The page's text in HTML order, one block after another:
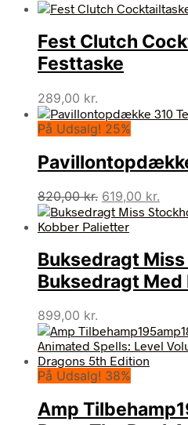
Fest Clutch
Festtaske
289,00 kr.
På Udsalg! 25%
820,00kr. Den
oprindelige
pris
820,00 kr..
619,00 kr.
Buksedragt
Buksedragt
899,00 kr.
På Udsalg! 38%
Amp